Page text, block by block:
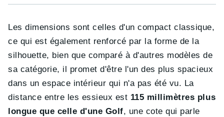
Les dimensions sont celles d'un compact classique,
ce qui est également renforcé par la forme de la
silhouette, bien que comparé à d'autres modèles de
sa catégorie, il promet d'être l'un des plus spacieux
dans un espace intérieur qui n'a pas été vu. La
distance entre les essieux est 115 millimètres plus
longue que celle d'une Golf, une cote qui parle